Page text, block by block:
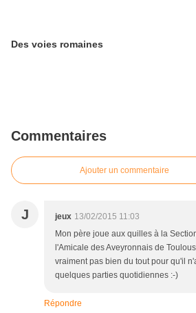
Des voies romaines
Commentaires
Ajouter un commentaire
J jeux 13/02/2015 11:03
Mon père joue aux quilles à la
l'Amicale des Aveyronnais de
vraiment pas bien du tout pour qu'il
quelques parties quotidiennes :-)
Répondre